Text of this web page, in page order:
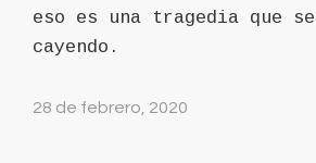
eso es una tragedia que
cayendo.
28 de febrero, 2020